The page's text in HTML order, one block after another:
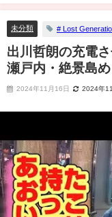
景島めぐり宮島⇒因島ＳＰ
未分類 # Lost
出川哲朗の充電
瀬戸内・絶景島
2024年11月16日 2024年